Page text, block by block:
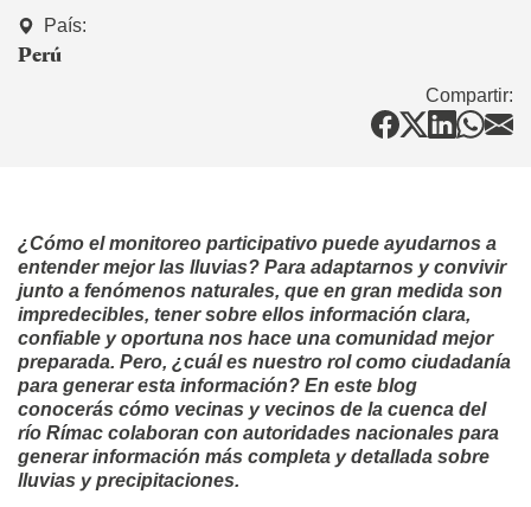
País:
Perú
Compartir:
¿Cómo el monitoreo participativo puede ayudarnos a
entender mejor las lluvias? Para adaptarnos y convivir
junto a fenómenos naturales, que en gran medida son
impredecibles, tener sobre ellos información clara,
confiable y oportuna nos hace una comunidad mejor
preparada. Pero, ¿cuál es nuestro rol como ciudadanía
para generar esta información? En este blog
conocerás cómo vecinas y vecinos de la cuenca del
río Rímac colaboran con autoridades nacionales para
generar información más completa y detallada sobre
lluvias y precipitaciones.